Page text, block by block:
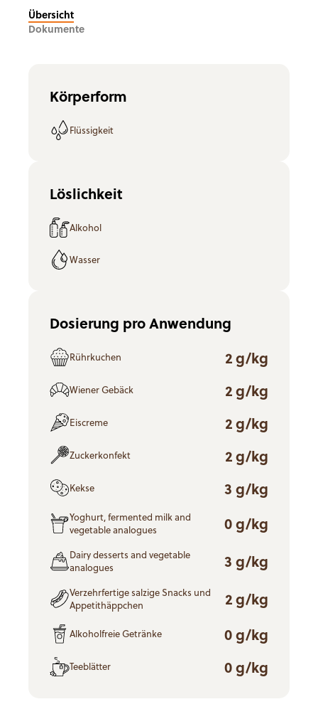
Übersicht
Dokumente
Körperform
Flüssigkeit
Löslichkeit
Alkohol
Wasser
Dosierung pro Anwendung
Rührkuchen 2 g/kg
Wiener Gebäck 2 g/kg
Eiscreme 2 g/kg
Zuckerkonfekt 2 g/kg
Kekse 3 g/kg
Yoghurt, fermented milk and
vegetable analogues
0 g/kg
Dairy desserts and vegetable
analogues
3 g/kg
Verzehrfertige salzige Snacks und
Appetithäppchen
2 g/kg
Alkoholfreie Getränke 0 g/kg
Teeblätter 0 g/kg